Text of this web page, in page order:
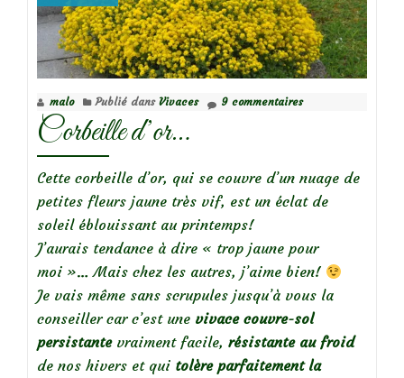
malo Publié dans Vivaces 9 commentaires
Corbeille d’or…
Cette corbeille d’or, qui se couvre d’un nuage de
petites fleurs jaune très vif, est un éclat de
soleil éblouissant au printemps!
J’aurais tendance à dire « trop jaune pour
moi »… Mais chez les autres, j’aime bien!
Je vais même sans scrupules jusqu’à vous la
conseiller car c’est une vivace couvre-sol
persistantevraiment facile, résistante au froid
de nos hivers et qui tolère parfaitement la